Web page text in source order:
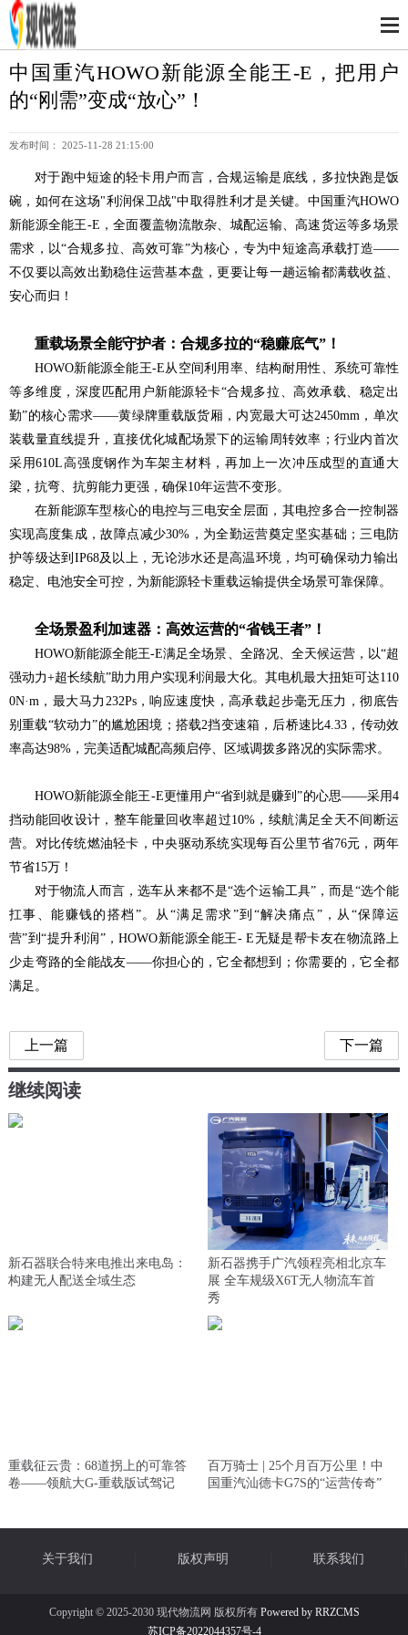
中国重汽HOWO新能源全能王-E，把用户
的“刚需”变成“放心”！
发布时间： 2025-11-28 21:15:00
对于跑中短途的轻卡用户而言，合规运输是底线，多拉快跑是饭
碗，如何在这场"利润保卫战"中取得胜利才是关键。中国重汽HOWO
新能源全能王-E，全面覆盖物流散杂、城配运输、高速货运等多场景
需求，以“合规多拉、高效可靠”为核心，专为中短途高承载打造——
不仅要以高效出勤稳住运营基本盘，更要让每一趟运输都满载收益、
安心而归！
重载场景全能守护者：合规多拉的“稳赚底气”！
HOWO新能源全能王-E从空间利用率、结构耐用性、系统可靠性
等多维度，深度匹配用户新能源轻卡“合规多拉、高效承载、稳定出
勤”的核心需求——黄绿牌重载版货厢，内宽最大可达2450mm，单次
装载量直线提升，直接优化城配场景下的运输周转效率；行业内首次
采用610L高强度钢作为车架主材料，再加上一次冲压成型的直通大
梁，抗弯、抗剪能力更强，确保10年运营不变形。
在新能源车型核心的电控与三电安全层面，其电控多合一控制器
实现高度集成，故障点减少30%，为全勤运营奠定坚实基础；三电防
护等级达到IP68及以上，无论涉水还是高温环境，均可确保动力输出
稳定、电池安全可控，为新能源轻卡重载运输提供全场景可靠保障。
全场景盈利加速器：高效运营的“省钱王者”！
HOWO新能源全能王-E满足全场景、全路况、全天候运营，以“超
强动力+超长续航”助力用户实现利润最大化。其电机最大扭矩可达110
0N·m，最大马力232Ps，响应速度快，高承载起步毫无压力，彻底告
别重载“软动力”的尴尬困境；搭载2挡变速箱，后桥速比4.33，传动效
率高达98%，完美适配城配高频启停、区域调拨多路况的实际需求。
HOWO新能源全能王-E更懂用户“省到就是赚到”的心思——采用4
挡动能回收设计，整车能量回收率超过10%，续航满足全天不间断运
营。对比传统燃油轻卡，中央驱动系统实现每百公里节省76元，两年
节省15万！
对于物流人而言，选车从来都不是“选个运输工具”，而是“选个能
扛事、能赚钱的搭档”。从“满足需求”到“解决痛点”，从“保障运
营”到“提升利润”，HOWO新能源全能王- E无疑是帮卡友在物流路上
少走弯路的全能战友——你担心的，它全都想到；你需要的，它全都
满足。
上一篇 下一篇
继续阅读
新石器联合特来电推出来电岛：
构建无人配送全域生态
新石器携手广汽领程亮相北京车
展 全车规级X6T无人物流车首
秀
重载征云贵：68道拐上的可靠答
卷——领航大G-重载版试驾记
百万骑士 | 25个月百万公里！中
国重汽汕德卡G7S的“运营传奇”
关于我们 版权声明 联系我们
Copyright © 2025-2030 现代物流网 版权所有Powered by RRZCMS
苏ICP备2022044357号-4